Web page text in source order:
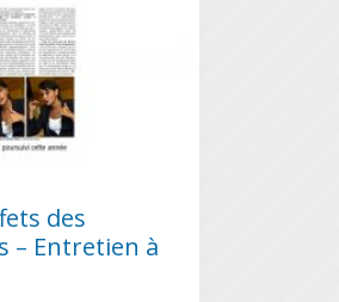
des
– Entretien à